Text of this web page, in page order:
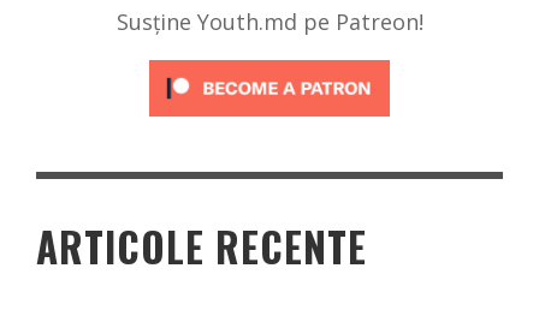
Susține Youth.md pe Patreon!
ARTICOLE RECENTE